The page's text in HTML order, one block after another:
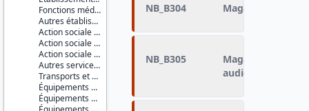
Fonctions médicales et para-médicales
Autres établissements et services à caractère sanitaire
Action sociale pour personnes âgées
Action sociale pour enfants en bas âge
Action sociale pour handicapés
Autres services d'action sociale
Transports et déplacements
Équipements sportifs
Équipements de loisirs
NB_B304 Magasin de
NB_B305
Magasin
audio-vidéo